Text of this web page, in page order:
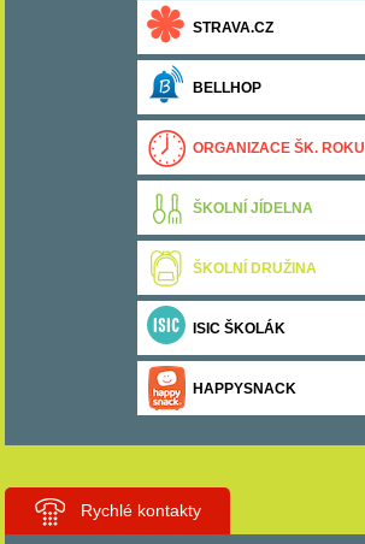
STRAVA.CZ
BELLHOP
ORGANIZACE ŠK. ROKU
ŠKOLNÍ JÍDELNA
ŠKOLNÍ DRUŽINA
ISIC ŠKOLÁK
HAPPYSNACK
Rychlé kontakty